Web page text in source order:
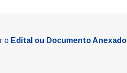
o Edital ou Documento Anexado